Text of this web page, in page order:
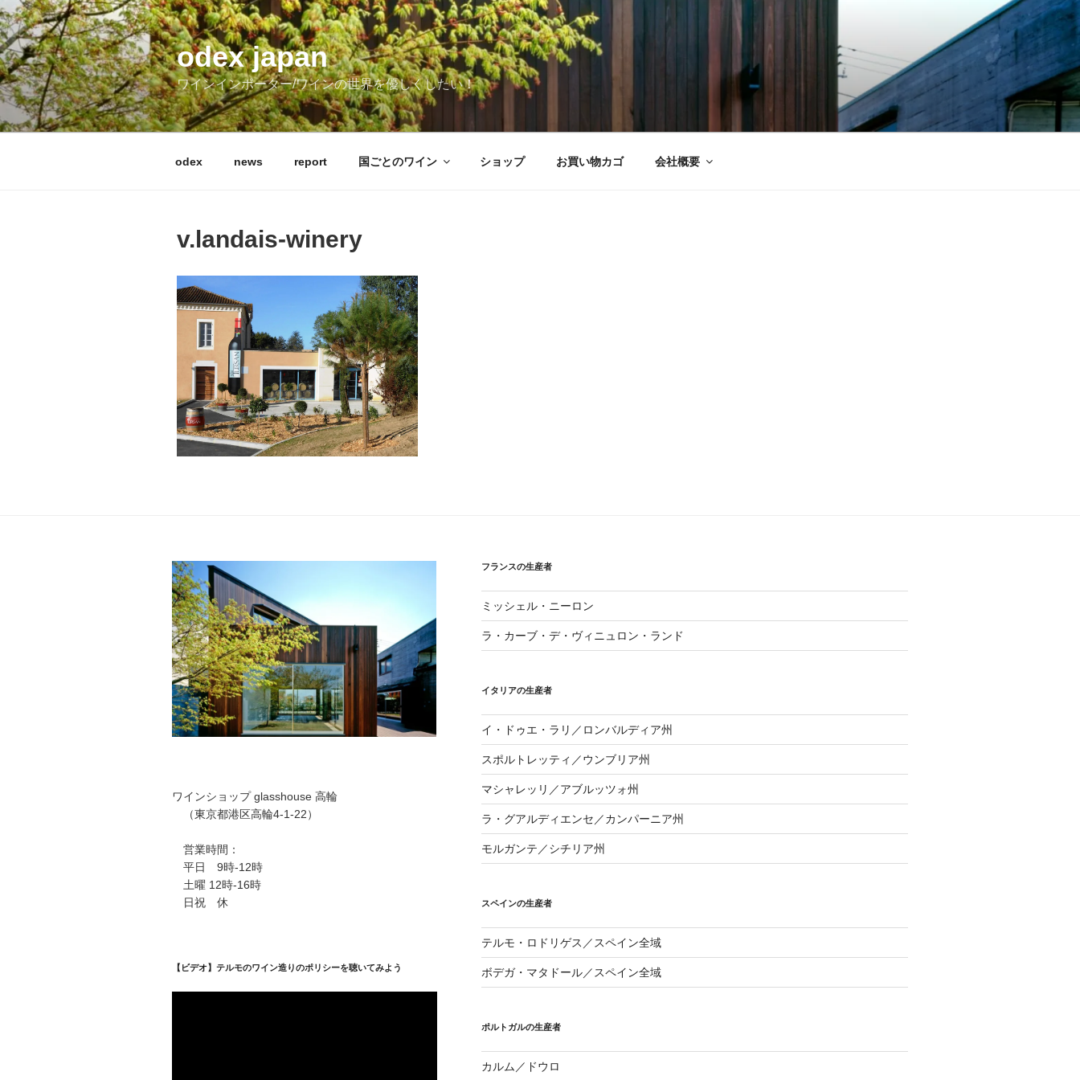
コ
ン
テ
ン
ツ
へ
ス
odex japan
ワインインポーター/ワインの世界を優しくしたい！
odex news report 国ごとのワイン ショップ お買い物カゴ 会社概要
v.landais-winery
ワインショップ glasshouse 高輪
（東京都港区高輪4-1-22）
営業時間：
平日 9時-12時
土曜 12時-16時
日祝 休
【ビデオ】テルモのワイン造りのポリシーを聴いてみよう
フランスの生産者
ミッシェル・ニーロン
ラ・カーブ・デ・ヴィニュロン・ランド
イタリアの生産者
イ・ドゥエ・ラリ／ロンバルディア州
スポルトレッティ／ウンブリア州
マシャレッリ／アブルッツォ州
ラ・グアルディエンセ／カンパーニア州
モルガンテ／シチリア州
スペインの生産者
テルモ・ロドリゲス／スペイン全域
ボデガ・マタドール／スペイン全域
ポルトガルの生産者
カルム／ドウロ